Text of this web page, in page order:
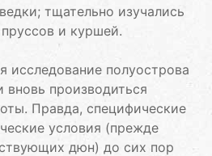
тщательно изучались
и куршей.
исследование полуострова
вновь производиться
Правда, специфические
условия (прежде
дюн) до сих пор